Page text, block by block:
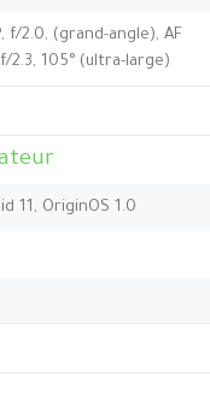
f/2.0, (grand-angle), AF
2.3, 105° (ultra-large)
11, OriginOS 1.0